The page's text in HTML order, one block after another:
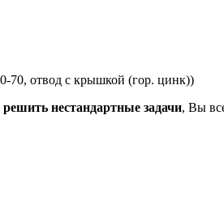
70, отвод с крышкой (гор. цинк))
нестандартные задачи, Вы